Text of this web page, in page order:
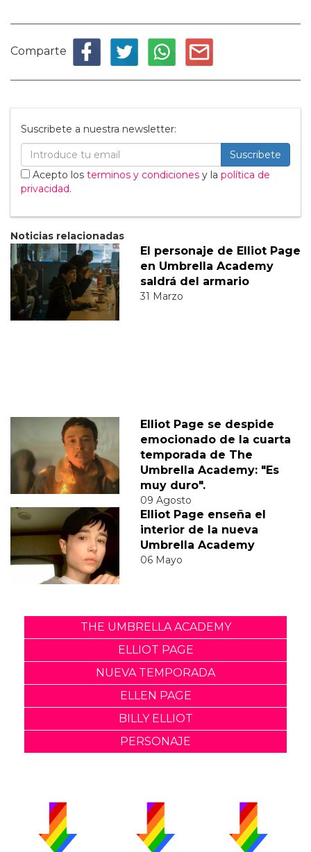
Comparte
Suscribete a nuestra newsletter:
Suscribete
Acepto los terminos y condiciones y la política de
privacidad.
Noticias relacionadas
El personaje de Elliot Page
en Umbrella Academy
saldrá del armario
31 Marzo
Elliot Page se despide
emocionado de la cuarta
temporada de The
Umbrella Academy: "Es
muy duro".
09 Agosto
Elliot Page enseña el
interior de la nueva
Umbrella Academy
06 Mayo
THE UMBRELLA ACADEMY
ELLIOT PAGE
NUEVA TEMPORADA
ELLEN PAGE
BILLY ELLIOT
PERSONAJE